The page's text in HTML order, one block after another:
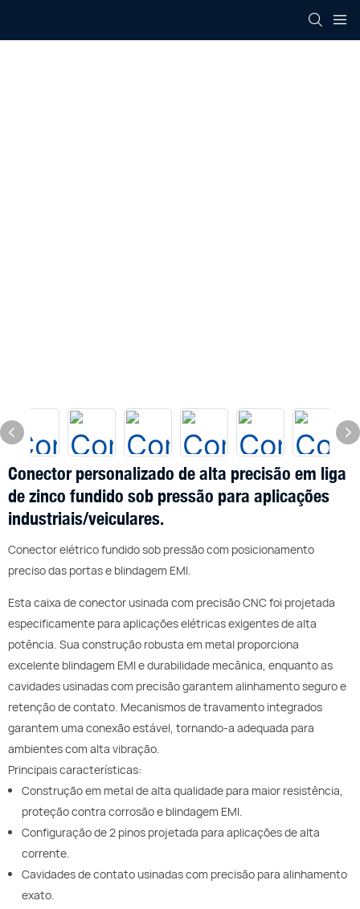
Conector personalizado de alta precisão em liga
de zinco fundido sob pressão para aplicações
industriais/veiculares.
Conector elétrico fundido sob pressão com posicionamento
preciso das portas e blindagem EMI.
Esta caixa de conector usinada com precisão CNC foi projetada
especificamente para aplicações elétricas exigentes de alta
potência. Sua construção robusta em metal proporciona
excelente blindagem EMI e durabilidade mecânica, enquanto as
cavidades usinadas com precisão garantem alinhamento seguro e
retenção de contato. Mecanismos de travamento integrados
garantem uma conexão estável, tornando-a adequada para
ambientes com alta vibração.
Principais características:
Construção em metal de alta qualidade para maior resistência,
proteção contra corrosão e blindagem EMI.
Configuração de 2 pinos projetada para aplicações de alta
corrente.
Cavidades de contato usinadas com precisão para alinhamento
exato.